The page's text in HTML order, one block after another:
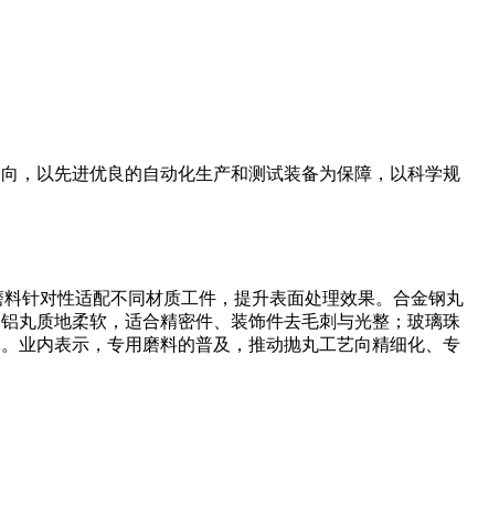
，以先进优良的自动化生产和测试装备为保障，以科学规
针对性适配不同材质工件，提升表面处理效果。合金钢丸
丸质地柔软，适合精密件、装饰件去毛刺与光整；玻璃珠
业内表示，专用磨料的普及，推动抛丸工艺向精细化、专